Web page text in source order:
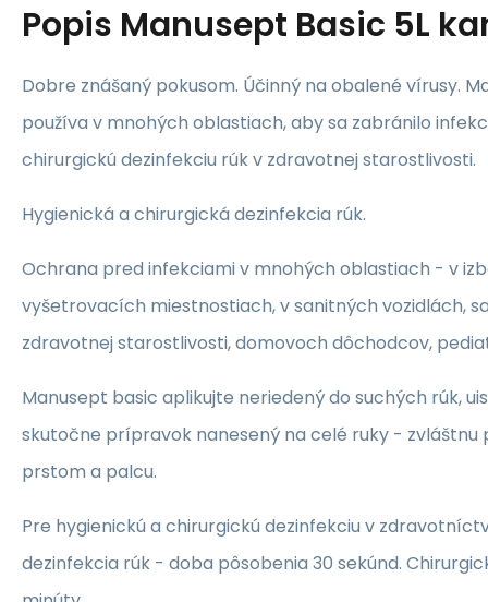
Popis Manusept Basic 5L
Dobre znášaný pokusom. Účinný na obalené vírusy.
používa v mnohých oblastiach, aby sa zabránilo
chirurgickú dezinfekciu rúk v zdravotnej starostlivosti.
Hygienická a chirurgická dezinfekcia rúk.
Ochrana pred infekciami v mnohých oblastiach - v
vyšetrovacích miestnostiach, v sanitných vozidlách,
zdravotnej starostlivosti, domovoch dôchodcov,
Manusept basic aplikujte neriedený do suchých rúk,
skutočne prípravok nanesený na celé ruky - zvláštnu
prstom a palcu.
Pre hygienickú a chirurgickú dezinfekciu v
dezinfekcia rúk - doba pôsobenia 30 sekúnd.